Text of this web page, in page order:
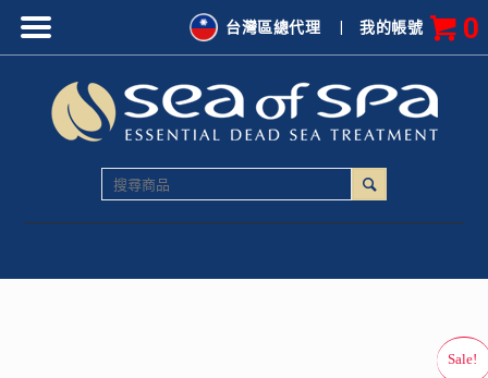
|我的帳號 0
台灣區總代理